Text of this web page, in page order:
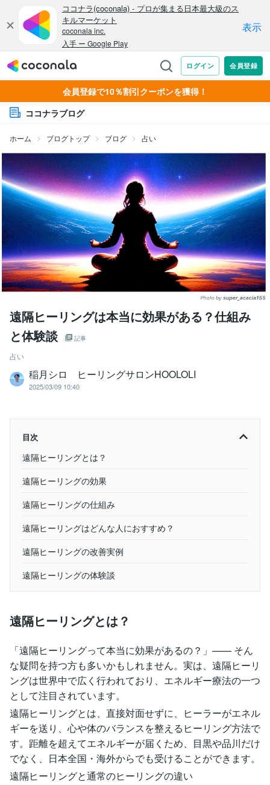
会員登録で10％割引クーポンを獲得！
ココナラブログ
ホーム ブログトップ ブログ 占い
遠隔ヒーリングは本当に効果がある？仕組み
と体験談
記事
占い
稲月シロ ヒーリングサロンHOOLOLI
2025/03/09 10:40
目次
遠隔ヒーリングとは？
遠隔ヒーリングの効果
遠隔ヒーリングの仕組み
遠隔ヒーリングはどんな人におすすめ？
遠隔ヒーリングの改善実例
遠隔ヒーリングの体験談
遠隔ヒーリングとは？
「遠隔ヒーリングって本当に効果があるの？」—— そん
な疑問を持つ方も多いかもしれません。実は、遠隔ヒーリ
ングは世界中で広く行われており、エネルギー療法の一つ
として注目されています。
遠隔ヒーリングとは、直接対面せずに、ヒーラーがエネル
ギーを送り、心や体のバランスを整えるヒーリング方法で
す。距離を超えてエネルギーが届くため、目黒や品川だけ
でなく、日本全国・海外からでも受けることができます。
遠隔ヒーリングと通常のヒーリングの違い